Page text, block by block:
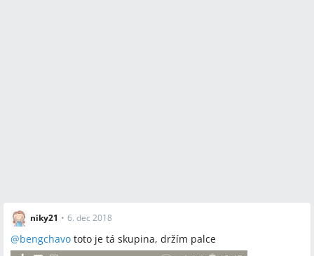
niky21 • 6. dec 2018
@bengchavo toto je tá skupina, držím palce